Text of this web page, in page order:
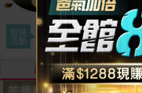
發燒
活動
限時下殺
最熱銷 最